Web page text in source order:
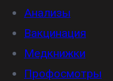
Анализы
Вакцинация
Медкнижки
Профосмотры